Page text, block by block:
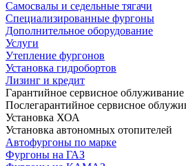
Самосвалы и седельные тягачи
Специализированные фургоны
Дополнительное оборудование
Услуги
Утепление фургонов
Установка гидробортов
Лизинг и кредит
Гарантийное сервисное облуживание
Послегарантийное сервисное
Установка ХОА
Установка автономных отопителей
Автофургоны по марке
Фургоны на ГАЗ